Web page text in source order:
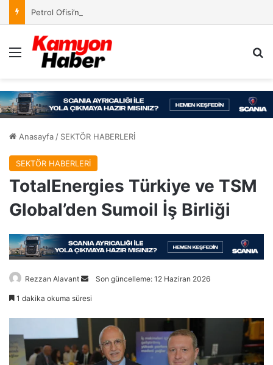
Petrol Ofisi’nin Kampanyasında Ödül Kazananlar Açıklandı
Menü
Anasayfa / SEKTÖR HABERLERİ
SEKTÖR HABERLERİ
TotalEnergies Türkiye ve TSM
Global’den Sumoil İş Birliği
Rezzan Alavant
BirSon güncelleme: 12 Haziran 2026
1 dakika okuma süresi